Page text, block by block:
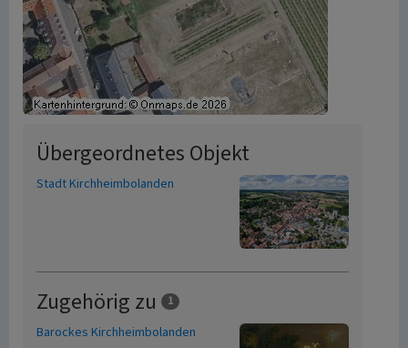
Übergeordnetes Objekt
Stadt Kirchheimbolanden
Zugehörig zu 1
Barockes Kirchheimbolanden